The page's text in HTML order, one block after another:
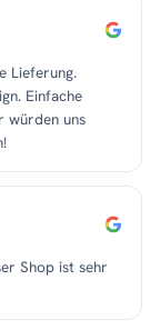
Lieferung.
Einfache
würden uns
Shop ist sehr